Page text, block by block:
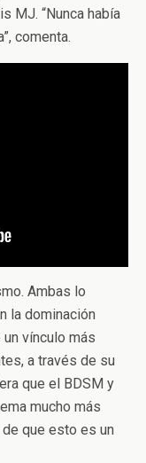
MJ. “Nunca había
comenta.
Ambas lo
la dominación
vínculo más
a través de su
que el BDSM y
mucho más
que esto es un